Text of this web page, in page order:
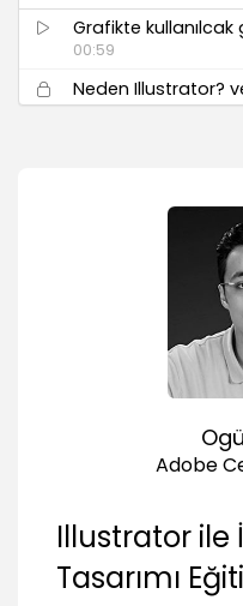
Grafikte kullanılcak
00:59
Neden Illustrator?
00:58
Kuler ile uyumlu
Color guide ile
Ayraç kullanmak
Font kullanımı
Tasarım Aşaması
14:11
Column graph tool
06:51
Adobe
Illustrator ile
Tasarımı